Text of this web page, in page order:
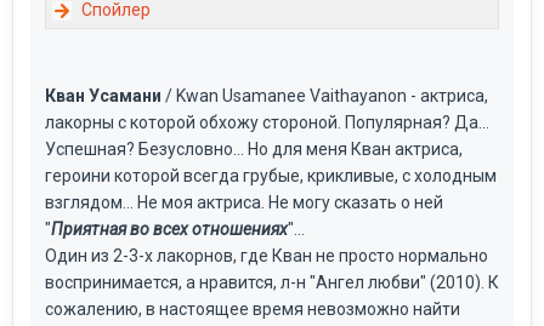
Кван Усамани / Kwan Usamanee Vaithayanon - актриса,
лакорны с которой обхожу стороной. Популярная? Да...
Успешная? Безусловно... Но для меня Кван актриса,
героини которой всегда грубые, крикливые, с холодным
взглядом... Не моя актриса. Не могу сказать о ней
"Приятная во всех отношениях"...
Один из 2-3-х лакорнов, где Кван не просто нормально
воспринимается, а нравится, л-н "Ангел любви" (2010). К
сожалению, в настоящее время невозможно найти